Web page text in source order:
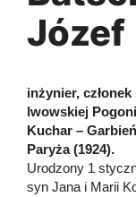
Józef
inżynier,
lwowskiej
Kuchar –
Paryża (1924).
Urodzony 1
syn Jana i Marii